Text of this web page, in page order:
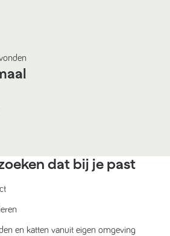
dat bij je past
en katten vanuit eigen omgeving